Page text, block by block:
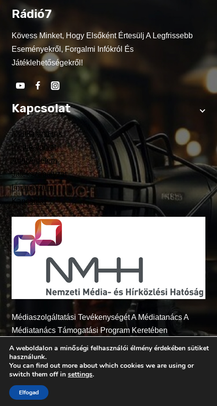
Rádió7
Kövess Minket, Hogy Elsőként Értesülj A Legfrissebb
Eseményekről, Forgalmi Infókról És
Játéklehetőségekről!
Kapcsolat
Munkatársaink
Médiaajánlat
Adatvédelem
Játékszabályzat
Impresszum
Kapcsolat
Médiaszolgáltatási Tevékenységét A Médiatanács A
Médiatanács Támogatási Program Keretében
© 2026 - Radio7.hu Minden jog fenntartva
A weboldalon a minőségi felhasználói élmény érdekében sütiket
használunk.
You can find out more about which cookies we are using or
switch them off in settings.
Elfogad